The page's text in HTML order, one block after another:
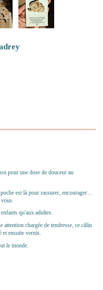
pour une dose de douceur au
est là pour rassurer, encourager…
qu'aux adultes.
chargée de tendresse, ce câlin
et ensuite vernis.
le monde.